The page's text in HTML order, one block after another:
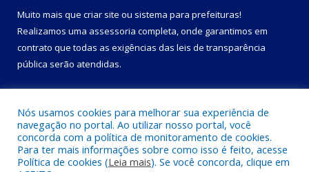
Muito mais que criar site ou sistema para prefeituras!
Realizamos uma assessoria completa, onde garantimos em
contrato que todas as exigências das leis de transparência
pública serão atendidas.
Todos os direitos reservados a Câmara Municipal de Primavera.
Nós usamos cookies para melhorar sua experiência de
navegação no portal. Ao utilizar nosso portal, você
concorda com a política de monitoramento de cookies.
Para ter mais informações sobre como isso é feito, acesse
Política de cookies (Leia mais). Se você concorda, clique em